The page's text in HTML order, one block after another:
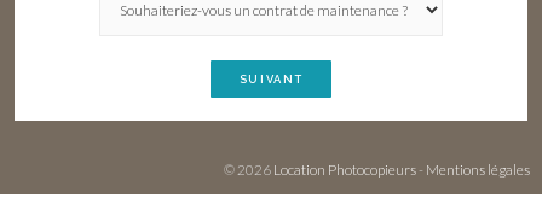
SUIVANT
© 2026 Location Photocopieurs- Mentions légales